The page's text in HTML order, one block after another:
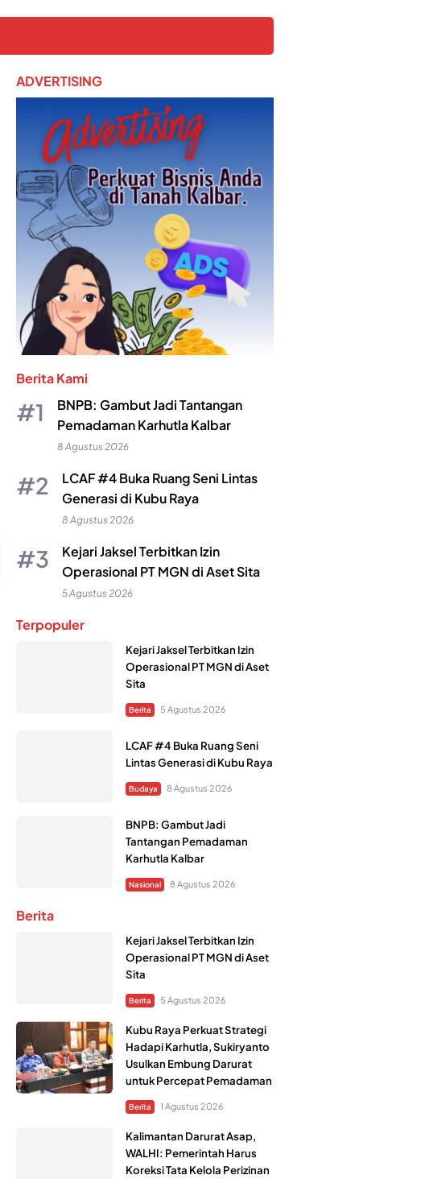
ADVERTISING
Berita Kami
BNPB: Gambut Jadi Tantangan
Pemadaman Karhutla Kalbar
8 Agustus 2026
LCAF #4 Buka Ruang Seni Lintas
Generasi di Kubu Raya
8 Agustus 2026
Kejari Jaksel Terbitkan Izin
Operasional PT MGN di Aset Sita
5 Agustus 2026
Terpopuler
Kejari Jaksel Terbitkan Izin
Operasional PT MGN di Aset
Sita
Berita 5 Agustus 2026
LCAF #4 Buka Ruang Seni
Lintas Generasi di Kubu Raya
Budaya 8 Agustus 2026
BNPB: Gambut Jadi
Tantangan Pemadaman
Karhutla Kalbar
Nasional 8 Agustus 2026
Berita
Kejari Jaksel Terbitkan Izin
Operasional PT MGN di Aset
Sita
Berita 5 Agustus 2026
Kubu Raya Perkuat Strategi
Hadapi Karhutla, Sukiryanto
Usulkan Embung Darurat
untuk Percepat Pemadaman
Berita 1 Agustus 2026
Kalimantan Darurat Asap,
WALHI: Pemerintah Harus
Koreksi Tata Kelola Perizinan